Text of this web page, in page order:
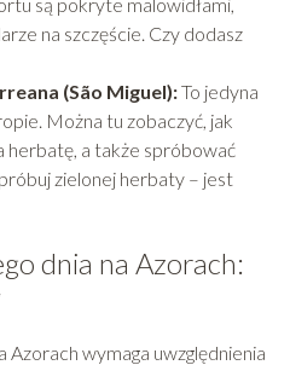
na szczęście. Czy dodasz
(São Miguel):To jedyna
Można tu zobaczyć, jak
herbatę, a także spróbować
zielonej herbaty – jest
dnia na Azorach:
Azorach wymaga uwzględnienia